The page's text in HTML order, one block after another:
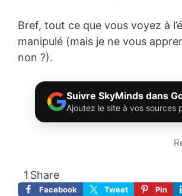
Bref, tout ce que vous voyez à
manipulé (mais je ne vous
non ?).
Suivre SkyMinds dans
Ajoutez le site à vos sources
Share
1
Facebook Tweet Pin